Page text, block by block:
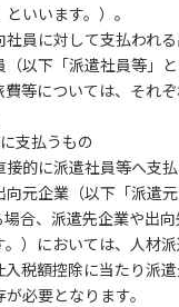
いいます。）。
社員に対して支払われ
以下「派遣社員等」
費等については、それ
支払うもの
的に派遣社員等へ支
向元企業（以下「派遣
合、派遣先企業や出
）においては、人材
税額控除に当たり派
必要となります。